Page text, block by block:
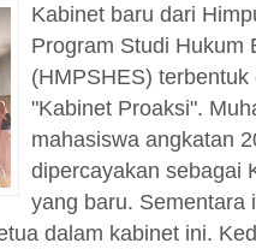
Kabinet baru dari
Program Studi Hukum
(HMPSHES)
"Kabinet Proaksi".
mahasiswa angkatan
dipercayakan sebagai
yang baru. Sementara
dalam kabinet ini.